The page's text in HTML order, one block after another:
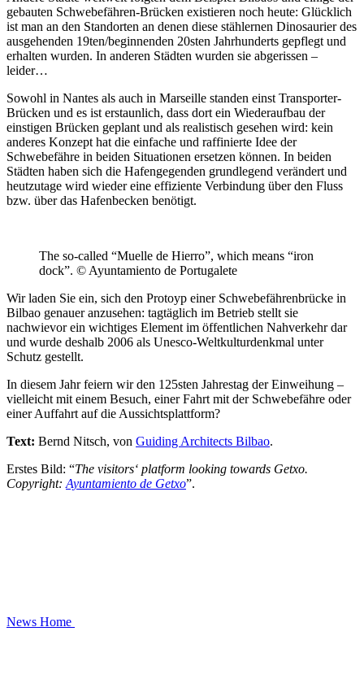
gebauten Schwebefähren-Brücken existieren noch heute: Glücklich
ist man an den Standorten an denen diese stählernen Dinosaurier des
ausgehenden 19ten/beginnenden 20sten Jahrhunderts gepflegt und
erhalten wurden. In anderen Städten wurden sie abgerissen –
leider…
Sowohl in Nantes als auch in Marseille standen einst Transporter-
Brücken und es ist erstaunlich, dass dort ein Wiederaufbau der
einstigen Brücken geplant und als realistisch gesehen wird: kein
anderes Konzept hat die einfache und raffinierte Idee der
Schwebefähre in beiden Situationen ersetzen können. In beiden
Städten haben sich die Hafengegenden grundlegend verändert und
heutzutage wird wieder eine effiziente Verbindung über den Fluss
bzw. über das Hafenbecken benötigt.
The so-called “Muelle de Hierro”, which means “iron
dock”. © Ayuntamiento de Portugalete
Wir laden Sie ein, sich den Protoyp einer Schwebefährenbrücke in
Bilbao genauer anzusehen: tagtäglich im Betrieb stellt sie
nachwievor ein wichtiges Element im öffentlichen Nahverkehr dar
und wurde deshalb 2006 als Unesco-Weltkulturdenkmal unter
Schutz gestellt.
In diesem Jahr feiern wir den 125sten Jahrestag der Einweihung –
vielleicht mit einem Besuch, einer Fahrt mit der Schwebefähre oder
einer Auffahrt auf die Aussichtsplattform?
Text: Bernd Nitsch, von Guiding Architects Bilbao.
Erstes Bild: “The visitors‘ platform looking towards Getxo.
Copyright: Ayuntamiento de Getxo”.
News Home